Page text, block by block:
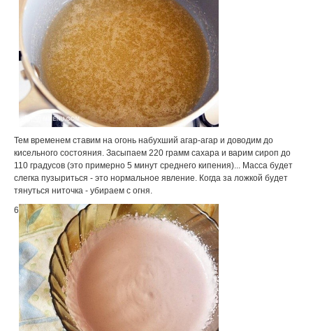
Тем временем ставим на огонь набухший агар-агар и доводим до
кисельного состояния. Засыпаем 220 грамм сахара и варим сироп до
110 градусов (это примерно 5 минут среднего кипения)... Масса будет
слегка пузыриться - это нормальное явление. Когда за ложкой будет
тянуться ниточка - убираем с огня.
6